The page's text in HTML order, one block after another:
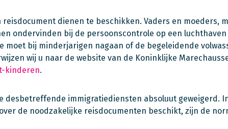
dienen te beschikken. Vaders en moeders,
ondervinden bij de persoonscontrole op een luchthaven
moet bij minderjarigen nagaan of de begeleidende
wij u naar de website van de Koninklijke
kinderen.
desbetreffende immigratiediensten absoluut geweigerd.
de noodzakelijke reisdocumenten beschikt, zijn de